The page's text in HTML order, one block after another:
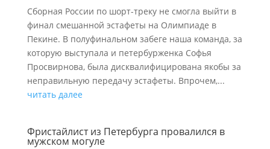
Сборная России по шорт-треку не смогла выйти в
финал смешанной эстафеты на Олимпиаде в
Пекине. В полуфинальном забеге наша команда, за
которую выступала и петербурженка Софья
Просвирнова, была дисквалифицирована якобы за
неправильную передачу эстафеты. Впрочем,...
читать далее
Фристайлист из Петербурга провалился в
мужском могуле